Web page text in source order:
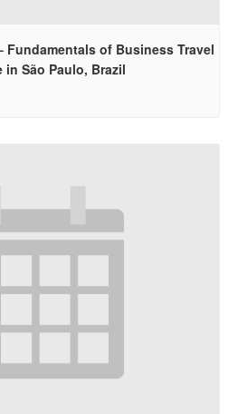
Fundamentals of Business Travel
São Paulo, Brazil